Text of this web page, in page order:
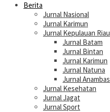
Berita
Jurnal Nasional
Jurnal Karimun
Jurnal Kepulauan Riau
Jurnal Batam
Jurnal Bintan
Jurnal Karimun
Jurnal Natuna
Jurnal Anambas
Jurnal Kesehatan
Jurnal Jagat
Jurnal Sport